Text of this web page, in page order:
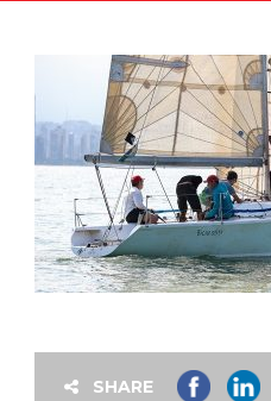
SHARE